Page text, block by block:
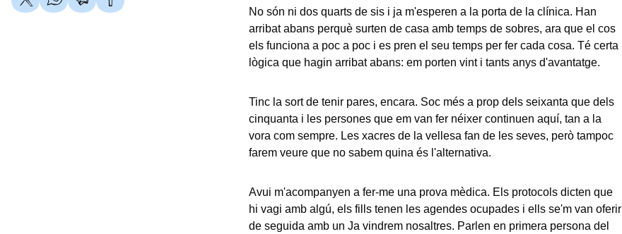
No són ni dos quarts de sis i ja m'esperen a la porta de la clínica. Han
arribat abans perquè surten de casa amb temps de sobres, ara que el cos
els funciona a poc a poc i es pren el seu temps per fer cada cosa. Té certa
lògica que hagin arribat abans: em porten vint i tants anys d'avantatge.
Tinc la sort de tenir pares, encara. Soc més a prop dels seixanta que dels
cinquanta i les persones que em van fer néixer continuen aquí, tan a la
vora com sempre. Les xacres de la vellesa fan de les seves, però tampoc
farem veure que no sabem quina és l'alternativa.
Avui m'acompanyen a fer-me una prova mèdica. Els protocols dicten que
hi vagi amb algú, els fills tenen les agendes ocupades i ells se'm van oferir
de seguida amb un Ja vindrem nosaltres. Parlen en primera persona del